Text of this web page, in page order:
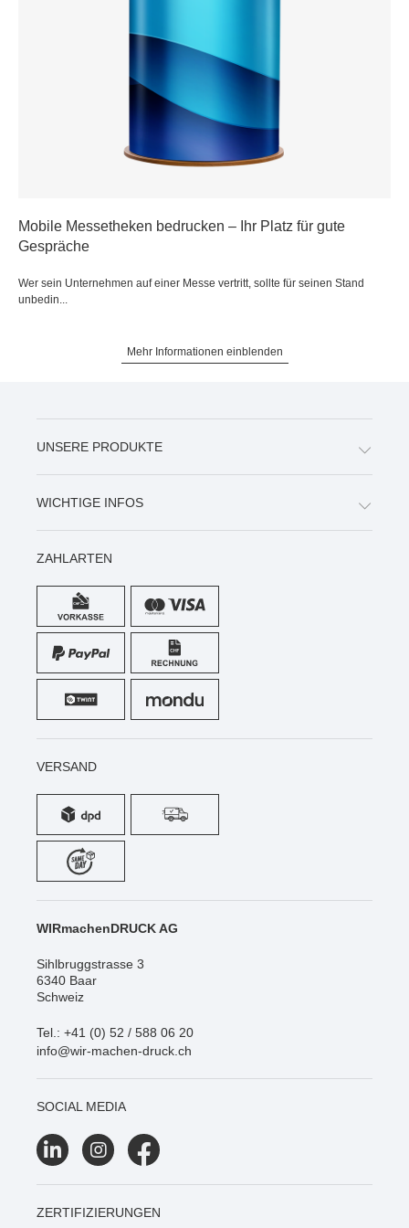
Mobile Messetheken bedrucken – Ihr Platz für gute
Gespräche
Wer sein Unternehmen auf einer Messe vertritt, sollte für seinen Stand
unbedin...
Mehr Informationen einblenden
UNSERE PRODUKTE
WICHTIGE INFOS
ZAHLARTEN
VERSAND
WIRmachenDRUCK AG
Sihlbruggstrasse 3
6340 Baar
Schweiz
Tel.: +41 (0) 52 / 588 06 20
info@wir-machen-druck.ch
SOCIAL MEDIA
ZERTIFIZIERUNGEN